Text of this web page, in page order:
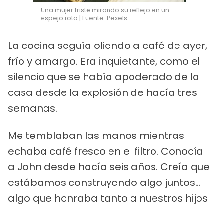
Una mujer triste mirando su reflejo en un
espejo roto | Fuente: Pexels
La cocina seguía oliendo a café de ayer,
frío y amargo. Era inquietante, como el
silencio que se había apoderado de la
casa desde la explosión de hacía tres
semanas.
Me temblaban las manos mientras
echaba café fresco en el filtro. Conocía
a John desde hacía seis años. Creía que
estábamos construyendo algo juntos...
algo que honraba tanto a nuestros hijos